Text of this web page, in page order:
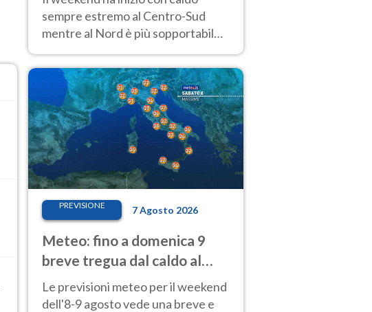
sempre estremo al Centro-Sud
mentre al Nord è più sopportabile
calore sui rilievi.
PREVISIONE 7 Agosto 2026
Meteo: fino a domenica 9
breve tregua dal caldo al
Nord! Altrove calura e afa
Le previsioni meteo per il weekend
dell'8-9 agosto vede una breve e